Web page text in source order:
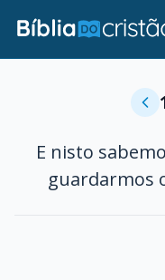
E nisto
guardarmos